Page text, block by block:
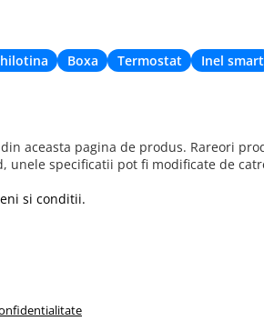
Boxa Termostat
Inel smart
aceasta pagina de produs. Rareori
specificatii pot fi modificate de
si conditii.